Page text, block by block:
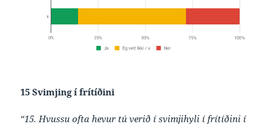
15 Svimjing í frítíðini
“15. Hvussu ofta hevur tú verið í svimjihyli í frítíðini í